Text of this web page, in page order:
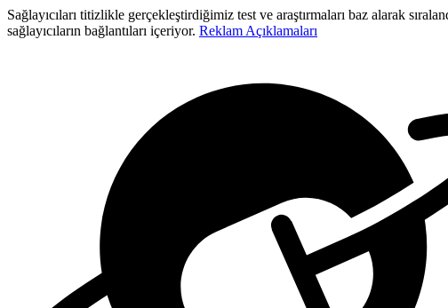
Sağlayıcıları titizlikle gerçekleştirdiğimiz test ve araştırmaları baz alarak
sağlayıcıların bağlantıları içeriyor. Reklam Açıklamaları